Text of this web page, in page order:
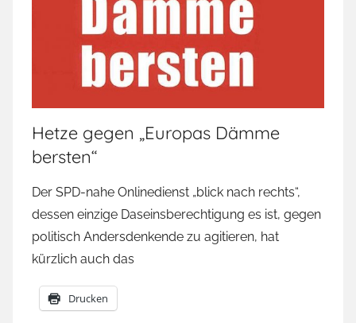
Hetze gegen „Europas Dämme
bersten“
Der SPD-nahe Onlinedienst „blick nach rechts“,
dessen einzige Daseinsberechtigung es ist, gegen
politisch Andersdenkende zu agitieren, hat
kürzlich auch das
Drucken